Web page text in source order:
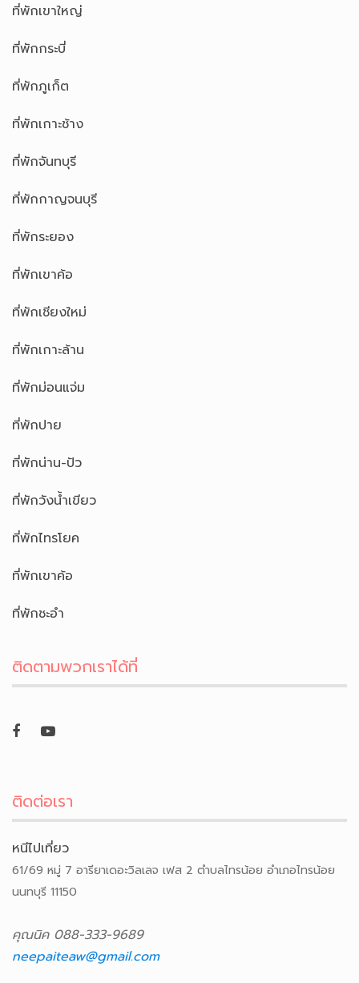
ที่พักเขาใหญ่
ที่พักกระบี่
ที่พักภูเก็ต
ที่พักเกาะช้าง
ที่พักจันทบุรี
ที่พักกาญจนบุรี
ที่พักระยอง
ที่พักเขาค้อ
ที่พักเชียงใหม่
ที่พักเกาะล้าน
ที่พักม่อนแจ่ม
ที่พักปาย
ที่พักน่าน-ปัว
ที่พักวังน้ำเขียว
ที่พักไทรโยค
ที่พักเขาค้อ
ที่พักชะอำ
ติดตามพวกเราได้ที่
ติดต่อเรา
หนีไปเที่ยว
61/69 หมู่ 7 อารียาเดอะวิลเลจ เฟส 2 ตำบลไทรน้อย อำเภอไทรน้อย
นนทบุรี 11150
คุณนิค 088-333-9689
neepaiteaw@gmail.com